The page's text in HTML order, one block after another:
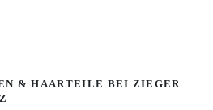
& HAARTEILE BEI ZIEGER